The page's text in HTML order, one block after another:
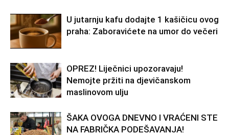
U jutarnju kafu dodajte 1 kašičicu ovog
praha: Zaboravićete na umor do večeri
OPREZ! Liječnici upozoravaju!
Nemojte pržiti na djevičanskom
maslinovom ulju
ŠAKA OVOGA DNEVNO I VRAĆENI STE
NA FABRIČKA PODEŠAVANJA!